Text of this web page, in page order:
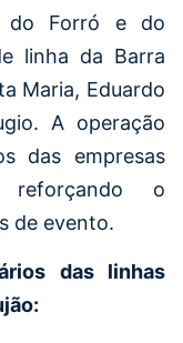
do Forró e do
linha da Barra
Maria, Eduardo
A operação
das empresas
o
de evento.
das linhas